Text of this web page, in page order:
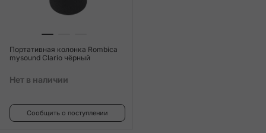
Портативная колонка Rombica
mysound Clario чёрный
Нет в наличии
Сообщить о поступлении